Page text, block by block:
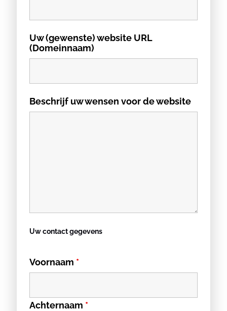
Uw (gewenste) website URL
(Domeinnaam)
Beschrijf uw wensen voor de website
Uw contact gegevens
Voornaam *
Achternaam *